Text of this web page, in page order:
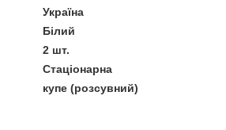
Україна
Білий
2 шт.
Стаціонарна
купе (розсувний)